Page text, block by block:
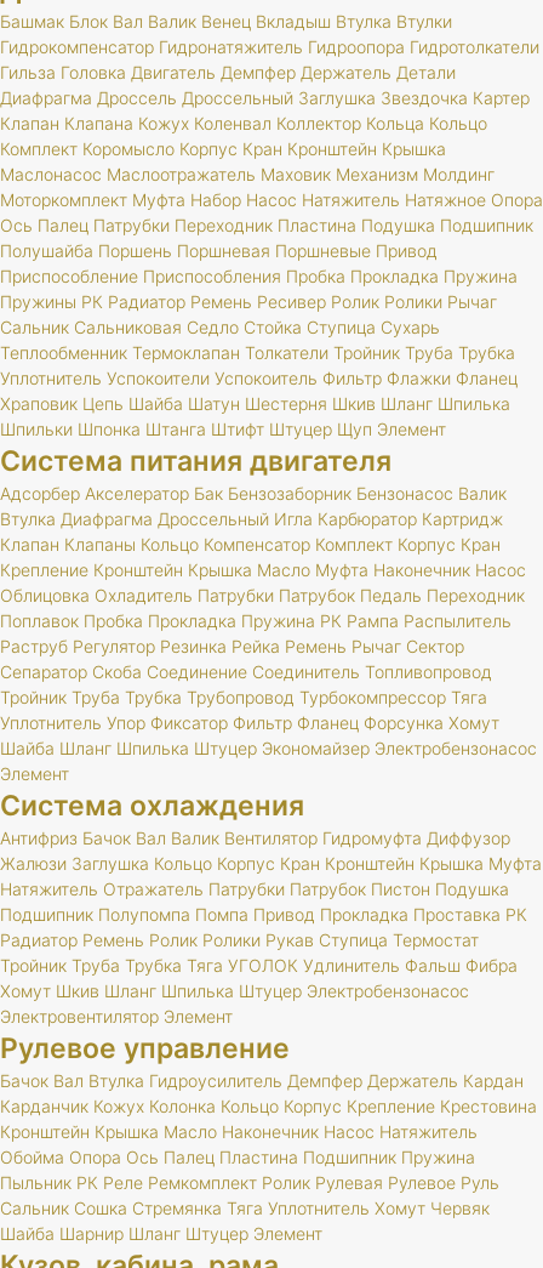
Башмак Блок Вал Валик Венец Вкладыш Втулка Втулки
Гидрокомпенсатор Гидронатяжитель Гидроопора Гидротолкатели
Гильза Головка Двигатель Демпфер Держатель Детали
Диафрагма Дроссель Дроссельный Заглушка Звездочка Картер
Клапан Клапана Кожух Коленвал Коллектор Кольца Кольцо
Комплект Коромысло Корпус Кран Кронштейн Крышка
Маслонасос Маслоотражатель Маховик Механизм Молдинг
Моторкомплект Муфта Набор Насос Натяжитель Натяжное Опора
Ось Палец Патрубки Переходник Пластина Подушка Подшипник
Полушайба Поршень Поршневая Поршневые Привод
Приспособление Приспособления Пробка Прокладка Пружина
Пружины РК Радиатор Ремень Ресивер Ролик Ролики Рычаг
Сальник Сальниковая Седло Стойка Ступица Сухарь
Теплообменник Термоклапан Толкатели Тройник Труба Трубка
Уплотнитель Успокоители Успокоитель Фильтр Флажки Фланец
Храповик Цепь Шайба Шатун Шестерня Шкив Шланг Шпилька
Шпильки Шпонка Штанга Штифт Штуцер Щуп Элемент
Система питания двигателя
Адсорбер Акселератор Бак Бензозаборник Бензонасос Валик
Втулка Диафрагма Дроссельный Игла Карбюратор Картридж
Клапан Клапаны Кольцо Компенсатор Комплект Корпус Кран
Крепление Кронштейн Крышка Масло Муфта Наконечник Насос
Облицовка Охладитель Патрубки Патрубок Педаль Переходник
Поплавок Пробка Прокладка Пружина РК Рампа Распылитель
Раструб Регулятор Резинка Рейка Ремень Рычаг Сектор
Сепаратор Скоба Соединение Соединитель Топливопровод
Тройник Труба Трубка Трубопровод Турбокомпрессор Тяга
Уплотнитель Упор Фиксатор Фильтр Фланец Форсунка Хомут
Шайба Шланг Шпилька Штуцер Экономайзер Электробензонасос
Элемент
Система охлаждения
Антифриз Бачок Вал Валик Вентилятор Гидромуфта Диффузор
Жалюзи Заглушка Кольцо Корпус Кран Кронштейн Крышка Муфта
Натяжитель Отражатель Патрубки Патрубок Пистон Подушка
Подшипник Полупомпа Помпа Привод Прокладка Проставка РК
Радиатор Ремень Ролик Ролики Рукав Ступица Термостат
Тройник Труба Трубка Тяга УГОЛОК Удлинитель Фальш Фибра
Хомут Шкив Шланг Шпилька Штуцер Электробензонасос
Электровентилятор Элемент
Рулевое управление
Бачок Вал Втулка Гидроусилитель Демпфер Держатель Кардан
Карданчик Кожух Колонка Кольцо Корпус Крепление Крестовина
Кронштейн Крышка Масло Наконечник Насос Натяжитель
Обойма Опора Ось Палец Пластина Подшипник Пружина
Пыльник РК Реле Ремкомплект Ролик Рулевая Рулевое Руль
Сальник Сошка Стремянка Тяга Уплотнитель Хомут Червяк
Шайба Шарнир Шланг Штуцер Элемент